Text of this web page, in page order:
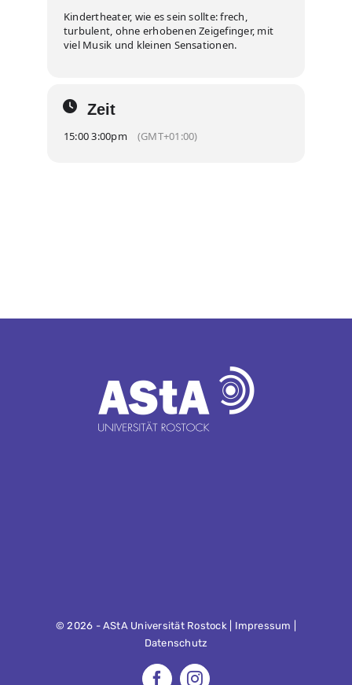
Kindertheater, wie es sein sollte: frech,
turbulent, ohne erhobenen Zeigefinger, mit
viel Musik und kleinen Sensationen.
Zeit
15:00 3:00pm (GMT+01:00)
©2026 - AStA Universität Rostock | Impressum
Datenschutz